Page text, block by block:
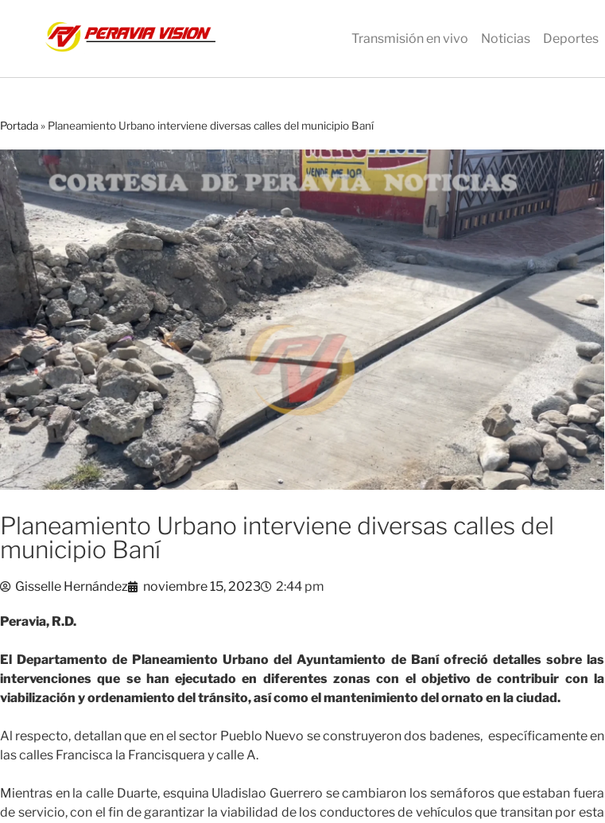
Transmisión en vivo Noticias Deportes
Portada» Planeamiento Urbano interviene diversas calles del municipio Baní
Planeamiento Urbano interviene diversas calles del
municipio Baní
Gisselle Hernández noviembre 15, 2023 2:44 pm
Peravia, R.D.
El Departamento de Planeamiento Urbano del Ayuntamiento de Baní ofreció detalles sobre las
intervenciones que se han ejecutado en diferentes zonas con el objetivo de contribuir con la
viabilización y ordenamiento del tránsito, así como el mantenimiento del ornato en la ciudad.
Al respecto, detallan que en el sector Pueblo Nuevo se construyeron dos badenes, específicamente en
las calles Francisca la Francisquera y calle A.
Mientras en la calle Duarte, esquina Uladislao Guerrero se cambiaron los semáforos que estaban fuera
de servicio, con el fin de garantizar la viabilidad de los conductores de vehículos que transitan por esta